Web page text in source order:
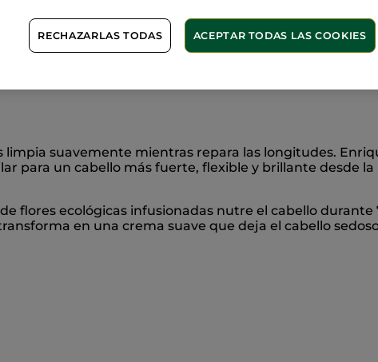
este dúo práctico para reparar y embellecer el
limpia suavemente mientras repara las longitudes.
para un cabello más fuerte, flexible y brillante desde
flores ecológicas infusionadas nutre el cabello
en una crema suave que deja el cabello
RECHAZARLAS TODAS ACEPTAR TODAS LAS COOKIES